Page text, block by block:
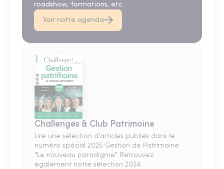
roadshow, formations, etc.
Voir notre agenda
Challenges & Club Patrimoine
Lire une sélection d'articles publiés dans le
numéro spécial 2025 Gestion de Patrimoine
"Le nouveau paradigme". Retrouvez
également notre sélection 2024.